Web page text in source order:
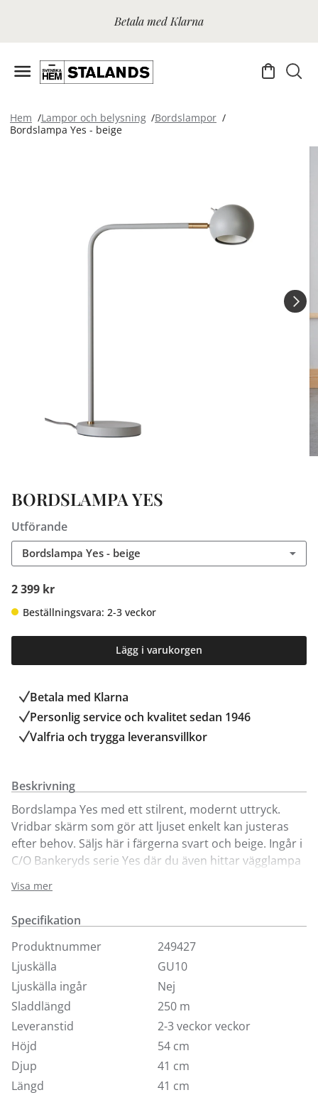
Betala med Klarna
Hem Lampor och belysning
Bordslampor
Bordslampa Yes - beige
BORDSLAMPA YES
Utförande
Bordslampa Yes - beige
2 399 kr
Beställningsvara: 2-3 veckor
Lägg i varukorgen
Betala med Klarna
Personlig service och kvalitet sedan 1946
Valfria och trygga leveransvillkor
Beskrivning
Bordslampa Yes med ett stilrent, modernt uttryck.
Vridbar skärm som gör att ljuset enkelt kan justeras
efter behov. Säljs här i färgerna svart och beige. Ingår i
C/O Bankeryds serie Yes där du även hittar vägglampa
Sockel: GU10 (ljuskälla ingår ej).
Visa mer
Specifikation
Produktnummer
249427
Ljuskälla
GU10
Ljuskälla ingår
Nej
Sladdlängd
250 m
Leveranstid
2-3 veckor veckor
Höjd
54 cm
Djup
41 cm
Längd
41 cm